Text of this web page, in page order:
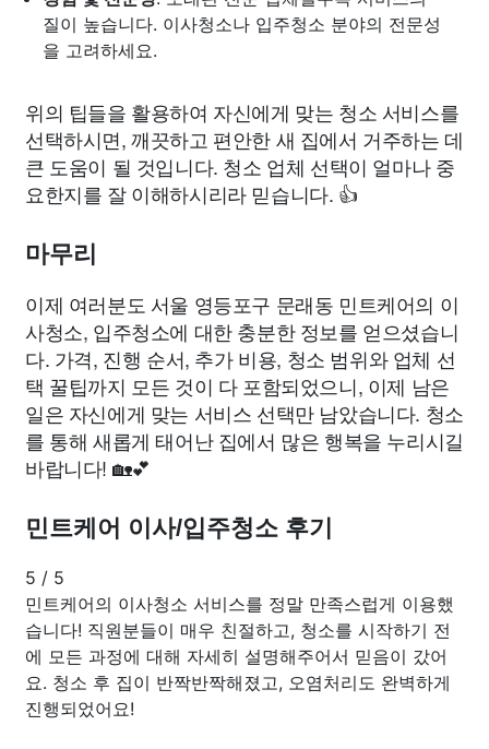
질이 높습니다. 이사청소나 입주청소 분야의 전문성
을 고려하세요.
위의 팁들을 활용하여 자신에게 맞는 청소 서비스를
선택하시면, 깨끗하고 편안한 새 집에서 거주하는 데
큰 도움이 될 것입니다. 청소 업체 선택이 얼마나 중
요한지를 잘 이해하시리라 믿습니다. 👍
마무리
이제 여러분도 서울 영등포구 문래동 민트케어의 이
사청소, 입주청소에 대한 충분한 정보를 얻으셨습니
다. 가격, 진행 순서, 추가 비용, 청소 범위와 업체 선
택 꿀팁까지 모든 것이 다 포함되었으니, 이제 남은
일은 자신에게 맞는 서비스 선택만 남았습니다. 청소
를 통해 새롭게 태어난 집에서 많은 행복을 누리시길
바랍니다! 🏡💕
민트케어 이사/입주청소 후기
5 / 5
민트케어의 이사청소 서비스를 정말 만족스럽게 이용했
습니다! 직원분들이 매우 친절하고, 청소를 시작하기 전
에 모든 과정에 대해 자세히 설명해주어서 믿음이 갔어
요. 청소 후 집이 반짝반짝해졌고, 오염처리도 완벽하게
진행되었어요!